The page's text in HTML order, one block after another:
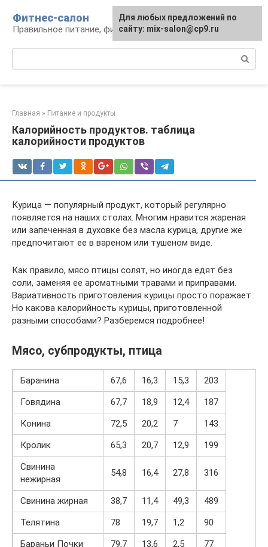
контенту
Фитнес-салон
Правильное питание, фитнес, образ жизни
Главная » Питание и продукты
Калорийность продуктов. таблица
калорийности продуктов
Курица — популярный продукт, который регулярно
появляется на наших столах. Многим нравится жареная
или запеченная в духовке без масла курица, другие же
предпочитают ее в вареном или тушеном виде.
Как правило, мясо птицы солят, но иногда едят без
соли, заменяя ее ароматными травами и приправами.
Вариативность приготовления курицы просто поражает.
Но какова калорийность курицы, приготовленной
разными способами? Разберемся подробнее!
Мясо, субпродукты, птица
Баранина 67,6 16,3 15,3
203
Говядина
67,7 18,9 12,4
187
Конина
72,5 20,2 7
143
Кролик
65,3 20,7 12,9
199
Свинина
нежирная
54,8 16,4 27,8 316
Свинина жирная 38,7 11,4 49,3
489
Телятина
78 19,7 1,2
90
Бараньи Почки
79,7 13,6 2,5
77
Для любых предложений по
сайту: mix-salon@cp9.ru